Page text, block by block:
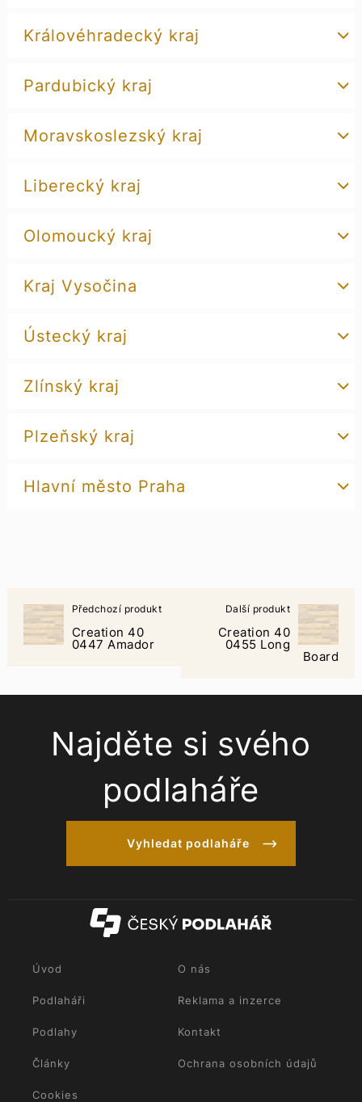
Královéhradecký kraj
Pardubický kraj
Moravskoslezský kraj
Liberecký kraj
Olomoucký kraj
Kraj Vysočina
Ústecký kraj
Zlínský kraj
Plzeňský kraj
Hlavní město Praha
Předchozí produkt
Creation 40
0447 Amador
Další produkt
Creation 40
0455 Long
Board
Najděte si svého
podlaháře
Vyhledat podlaháře
Úvod O nás
Podlaháři Reklama a inzerce
Podlahy Kontakt
Články Ochrana osobních údajů
Cookies